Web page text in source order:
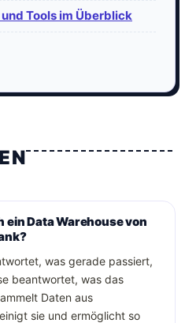
Tools im Überblick
Data Warehouse von
was gerade passiert,
beantwortet, was das
Daten aus
sie und ermöglicht so